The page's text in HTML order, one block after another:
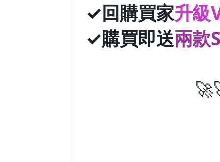
✓回購買家升級
✓購買即送兩款